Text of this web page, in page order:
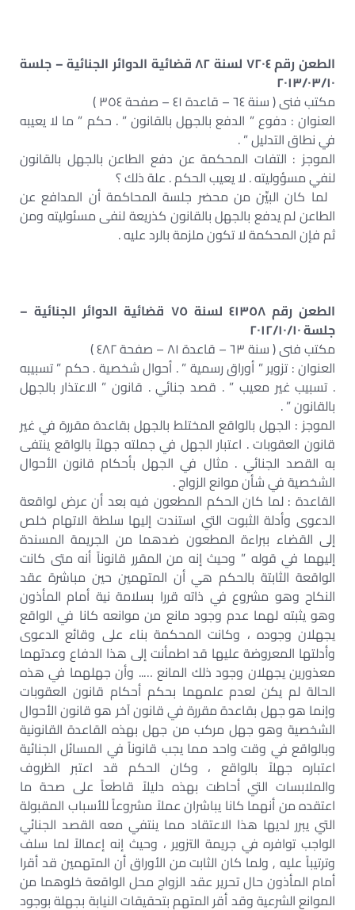
الطعن رقم ٧٢٠٤ لسنة ٨٢ قضائية الدوائر الجنائية – جلسة
٢٠١٣/٠٣/١٠
مكتب فنى ( سنة ٦٤ – قاعدة ٤١ – صفحة ٣٥٤ )
العنوان : دفوع ” الدفع بالجهل بالقانون ” . حكم ” ما لا يعيبه
في نطاق التدليل ” .
الموجز : التفات المحكمة عن دفع الطاعن بالجهل بالقانون
لنفي مسؤوليته . لا يعيب الحكم . علة ذلك ؟
لما كان البيِّن من محضر جلسة المحاكمة أن المدافع عن
الطاعن لم يدفع بالجهل بالقانون كذريعة لنفى مسئوليته ومن
ثم فإن المحكمة لا تكون ملزمة بالرد عليه .
الطعن رقم ٤١٣٥٨ لسنة ٧٥ قضائية الدوائر الجنائية –
جلسة ٢٠١٢/١٠/١٠
مكتب فنى ( سنة ٦٣ – قاعدة ٨١ – صفحة ٤٨٢ )
العنوان : تزوير ” أوراق رسمية ” . أحوال شخصية . حكم ” تسبيبه
. تسبيب غير معيب ” . قصد جنائي . قانون ” الاعتذار بالجهل
بالقانون ” .
الموجز : الجهل بالواقع المختلط بالجهل بقاعدة مقررة في غير
قانون العقوبات . اعتبار الجهل في جملته جهلاً بالواقع ينتفى
به القصد الجنائي . مثال في الجهل بأحكام قانون الأحوال
الشخصية في شأن موانع الزواج .
القاعدة : لما كان الحكم المطعون فيه بعد أن عرض لواقعة
الدعوى وأدلة الثبوت التي استندت إليها سلطة الاتهام خلص
إلى القضاء ببراءة المطعون ضدهما من الجريمة المسندة
إليهما في قوله ” وحيث إنه من المقرر قانوناً أنه متى كانت
الواقعة الثابتة بالحكم هي أن المتهمين حين مباشرة عقد
النكاح وهو مشروع في ذاته قررا بسلامة نية أمام المأذون
وهو يثبته لهما عدم وجود مانع من موانعه كانا في الواقع
يجهلان وجوده ، وكانت المحكمة بناء على وقائع الدعوى
وأدلتها المعروضة عليها قد اطمأنت إلى هذا الدفاع وعدتهما
معذورين يجهلان وجود ذلك المانع ….. وأن جهلهما في هذه
الحالة لم يكن لعدم علمهما بحكم أحكام قانون العقوبات
وإنما هو جهل بقاعدة مقررة في قانون آخر هو قانون الأحوال
الشخصية وهو جهل مركب من جهل بهذه القاعدة القانونية
وبالواقع في وقت واحد مما يجب قانوناً في المسائل الجنائية
اعتباره جهلاً بالواقع ، وكان الحكم قد اعتبر الظروف
والملابسات التي أحاطت بهذه دليلاً قاطعاً على صحة ما
اعتقده من أنهما كانا يباشران عملاً مشروعاً للأسباب المقبولة
التي يبرر لديها هذا الاعتقاد مما ينتفي معه القصد الجنائي
الواجب توافره في جريمة التزوير ، وحيث إنه إعمالاً لما سلف
وترتيباً عليه , ولما كان الثابت من الأوراق أن المتهمين قد أقرا
أمام المأذون حال تحرير عقد الزواج محل الواقعة خلوهما من
الموانع الشرعية وقد أقر المتهم بتحقيقات النيابة بجهلة بوجود